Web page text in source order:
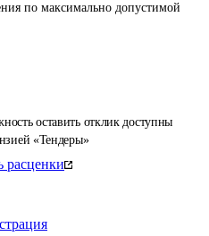
оставить отклик доступны
«Тендеры»
расценки
по максимально допустимой